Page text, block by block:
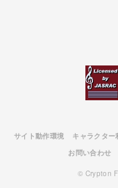
サイト動作環境 キャラクター
お問い合わせ
© Crypton